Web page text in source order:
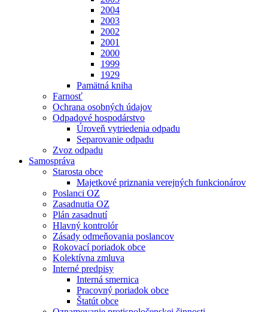
2004
2003
2002
2001
2000
1999
1929
Pamätná kniha
Farnosť
Ochrana osobných údajov
Odpadové hospodárstvo
Úroveň vytriedenia odpadu
Separovanie odpadu
Zvoz odpadu
Samospráva
Starosta obce
Majetkové priznania verejných funkcionárov
Poslanci OZ
Zasadnutia OZ
Plán zasadnutí
Hlavný kontrolór
Zásady odmeňovania poslancov
Rokovací poriadok obce
Kolektívna zmluva
Interné predpisy
Interná smernica
Pracovný poriadok obce
Štatút obce